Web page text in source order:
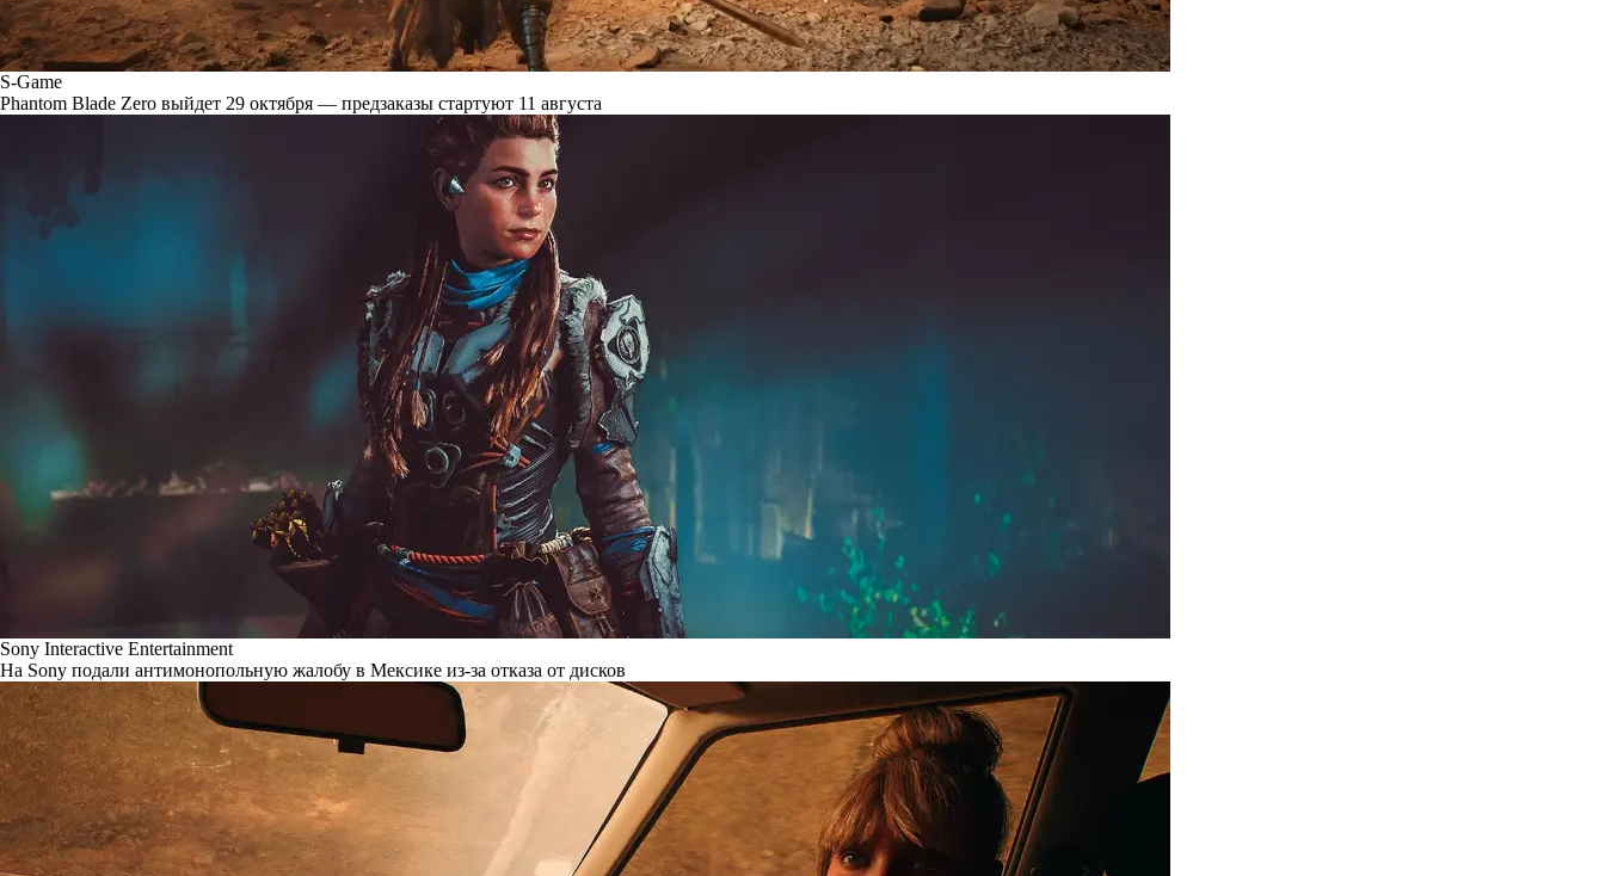
S-Game
Phantom Blade Zero выйдет 29 октября — предзаказы стартуют 11 августа
Sony Interactive Entertainment
На Sony подали антимонопольную жалобу в Мексике из-за отказа от дисков